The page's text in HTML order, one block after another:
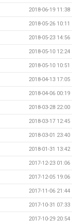
2018-06-19 11:38
2018-05-26 10:11
2018-05-23 14:56
2018-05-10 12:24
2018-05-10 10:51
2018-04-13 17:05
2018-04-06 00:19
2018-03-28 22:00
2018-03-17 12:45
2018-03-01 23:40
2018-01-31 13:42
2017-12-23 01:06
2017-12-05 19:06
2017-11-06 21:44
2017-10-31 07:33
2017-10-29 20:54